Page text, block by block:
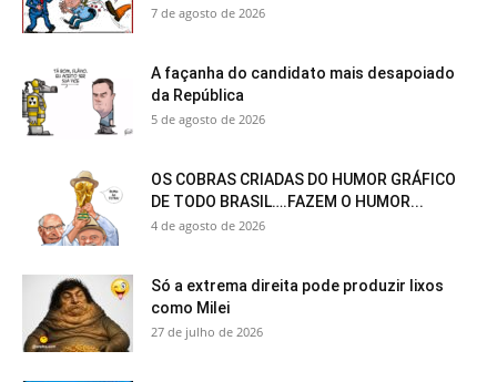
7 de agosto de 2026
A façanha do candidato mais desapoiado
da República
5 de agosto de 2026
OS COBRAS CRIADAS DO HUMOR GRÁFICO
DE TODO BRASIL….FAZEM O HUMOR...
4 de agosto de 2026
Só a extrema direita pode produzir lixos
como Milei
27 de julho de 2026